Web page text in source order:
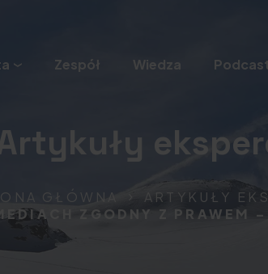
Zespół Wiedza
GŁÓWNA
ARTYKUŁY
ZGODNY Z PRAWEM